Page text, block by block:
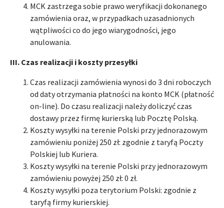
MCK zastrzega sobie prawo weryfikacji dokonanego
zamówienia oraz, w przypadkach uzasadnionych
wątpliwości co do jego wiarygodności, jego
anulowania.
III. Czas realizacji i koszty przesyłki
Czas realizacji zamówienia wynosi do 3 dni roboczych
od daty otrzymania płatności na konto MCK (płatność
on-line). Do czasu realizacji należy doliczyć czas
dostawy przez firmę kurierską lub Pocztę Polską.
Koszty wysyłki na terenie Polski przy jednorazowym
zamówieniu poniżej 250 zł: zgodnie z taryfą Poczty
Polskiej lub Kuriera.
Koszty wysyłki na terenie Polski przy jednorazowym
zamówieniu powyżej 250 zł: 0 zł.
Koszty wysyłki poza terytorium Polski: zgodnie z
taryfą firmy kurierskiej.